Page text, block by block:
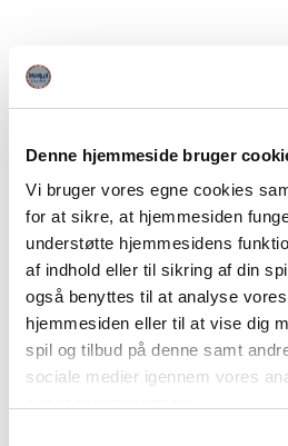
Denne hjemmeside bruger
Vi bruger vores egne cookies
for at sikre, at hjemmesiden
understøtte hjemmesidens
af indhold eller til sikring af din
også benyttes til at analyse
hjemmesiden eller til at vise dig
spil og tilbud på denne samt
sociale medier igennem vores